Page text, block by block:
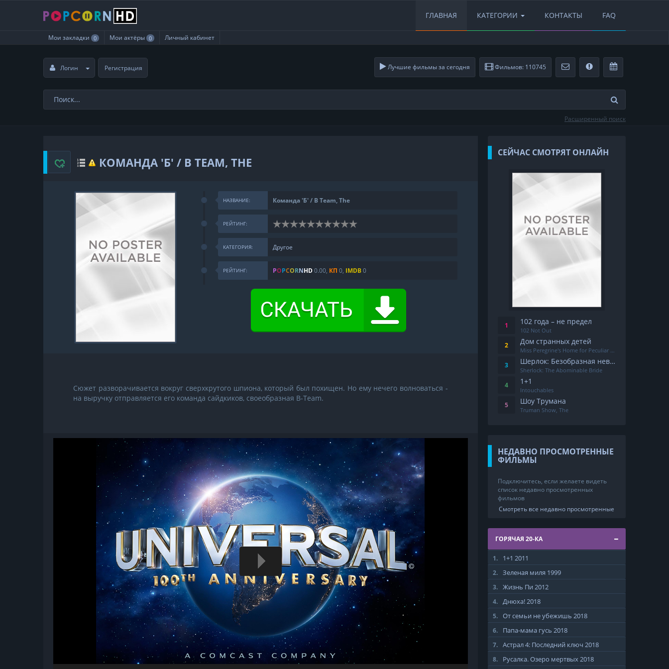
ГЛАВНАЯ КАТЕГОРИИ КОНТАКТЫ FAQ
Мои закладки 0 Мои актёры 0 Личный кабинет
Логин Регистрация Лучшие фильмы за сегодня Фильмов: 110745
Расширенный поиск
КОМАНДА 'Б' / B TEAM, THE
НАЗВАНИЕ: Команда 'Б' / B Team, The
РЕЙТИНГ:
КАТЕГОРИЯ: Другое
РЕЙТИНГ: POPCORNHD0.00, КП 0, IMDB0
Сюжет разворачивается вокруг сверхкрутого шпиона, который был похищен. Но ему нечего волноваться -
на выручку отправляется его команда сайдкиков, своеобразная B-Team.
СЕЙЧАС СМОТРЯТ ОНЛАЙН
102 года – не предел
102 Not Out
Дом странных детей
Miss Peregrine's Home for Peculiar Children
Шерлок: Безобразная невеста
Sherlock: The Abominable Bride
1+1
Intouchables
Шоу Трумана
Truman Show, The
НЕДАВНО ПРОСМОТРЕННЫЕ
ФИЛЬМЫ
Подключитесь, если желаете видеть
список недавно просмотренных
фильмов
Смотреть все недавно просмотренные
ГОРЯЧАЯ 20-КА
1. 1+1 2011
2. Зеленая миля 1999
3. Жизнь Пи 2012
4. Днюха! 2018
5. От семьи не убежишь 2018
6. Папа-мама гусь 2018
7. Астрал 4: Последний ключ 2018
8. Русалка. Озеро мертвых 2018